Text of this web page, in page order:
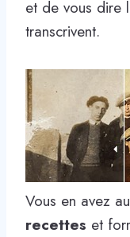
et de vous dire
transcrivent.
Vous en avez
recettes et